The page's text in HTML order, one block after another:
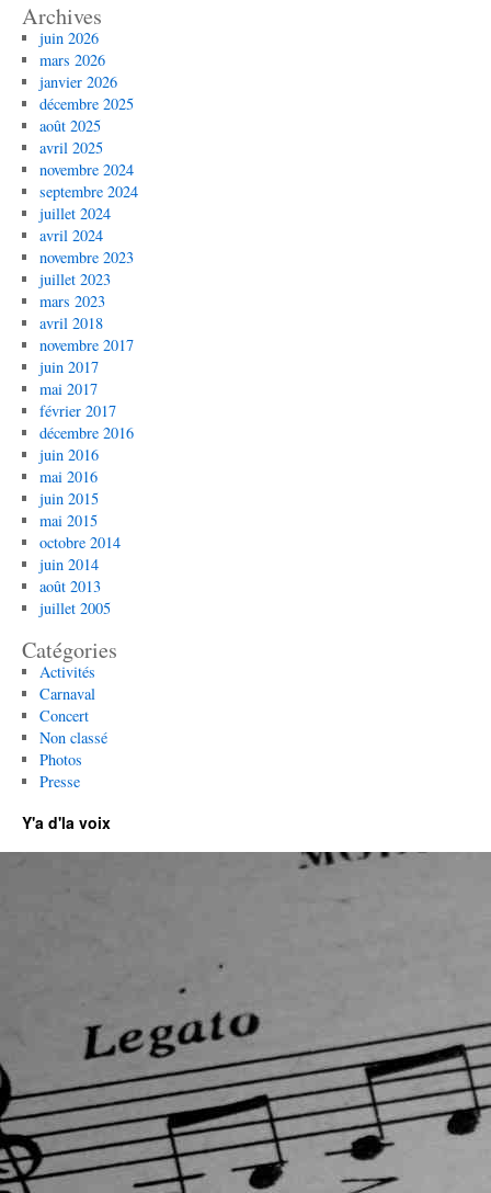
Archives
juin 2026
mars 2026
janvier 2026
décembre 2025
août 2025
avril 2025
novembre 2024
septembre 2024
juillet 2024
avril 2024
novembre 2023
juillet 2023
mars 2023
avril 2018
novembre 2017
juin 2017
mai 2017
février 2017
décembre 2016
juin 2016
mai 2016
juin 2015
mai 2015
octobre 2014
juin 2014
août 2013
juillet 2005
Catégories
Activités
Carnaval
Concert
Non classé
Photos
Presse
Y'a d'la voix